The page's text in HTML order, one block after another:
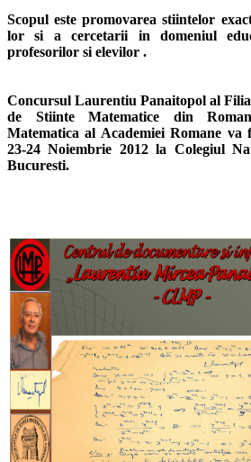
Scopul este promovarea stiintelor
lor si a cercetarii in domeniul
profesorilor si elevilor .
Concursul Laurentiu Panaitopol al
de Stiinte Matematice din
Matematica al Academiei Romane
23-24 Noiembrie 2012 la Colegiul
Bucuresti.